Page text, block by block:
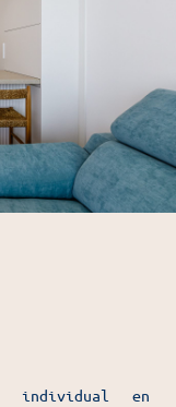
individual en